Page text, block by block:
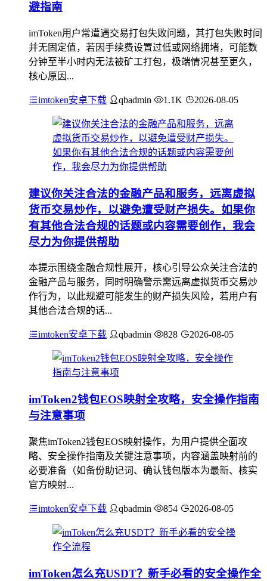
避指南
imToken用户常遭遇交易打包失败问题，其打包失败时间
并无固定值，若因手续费设置过低或网络拥堵，可能数
分钟至半小时内无法被矿工打包，极端情况甚至更久，
核心原因...
imtoken安卓下载 qbadmin 1.1K 2026-08-05
建议你关注合法的金融产品和服务，远离虚拟
货币交易炒作，以避免遭受财产损失。如果你
有其他合法合规的话题或内容需要创作，我会
尽力为你提供帮助
本提示围绕金融合规性展开，核心引导公众关注合法的
金融产品与服务，同时明确警示需远离虚拟货币交易炒
作行为，以此规避可能发生的财产损失风险，若用户有
其他合法合规的话...
imtoken安卓下载 qbadmin 828 2026-08-05
imToken2钱包EOS映射全攻略，安全操作指南
与注意事项
聚焦imToken2钱包EOS映射操作，为用户提供全面攻
略、安全操作指南及关键注意事项，内容涵盖映射前的
必要准备（如备份助记词、确认钱包版本为最新、核实
官方映射...
imtoken安卓下载 qbadmin 854 2026-08-05
imToken怎么充USDT？新手必看的安全操作全